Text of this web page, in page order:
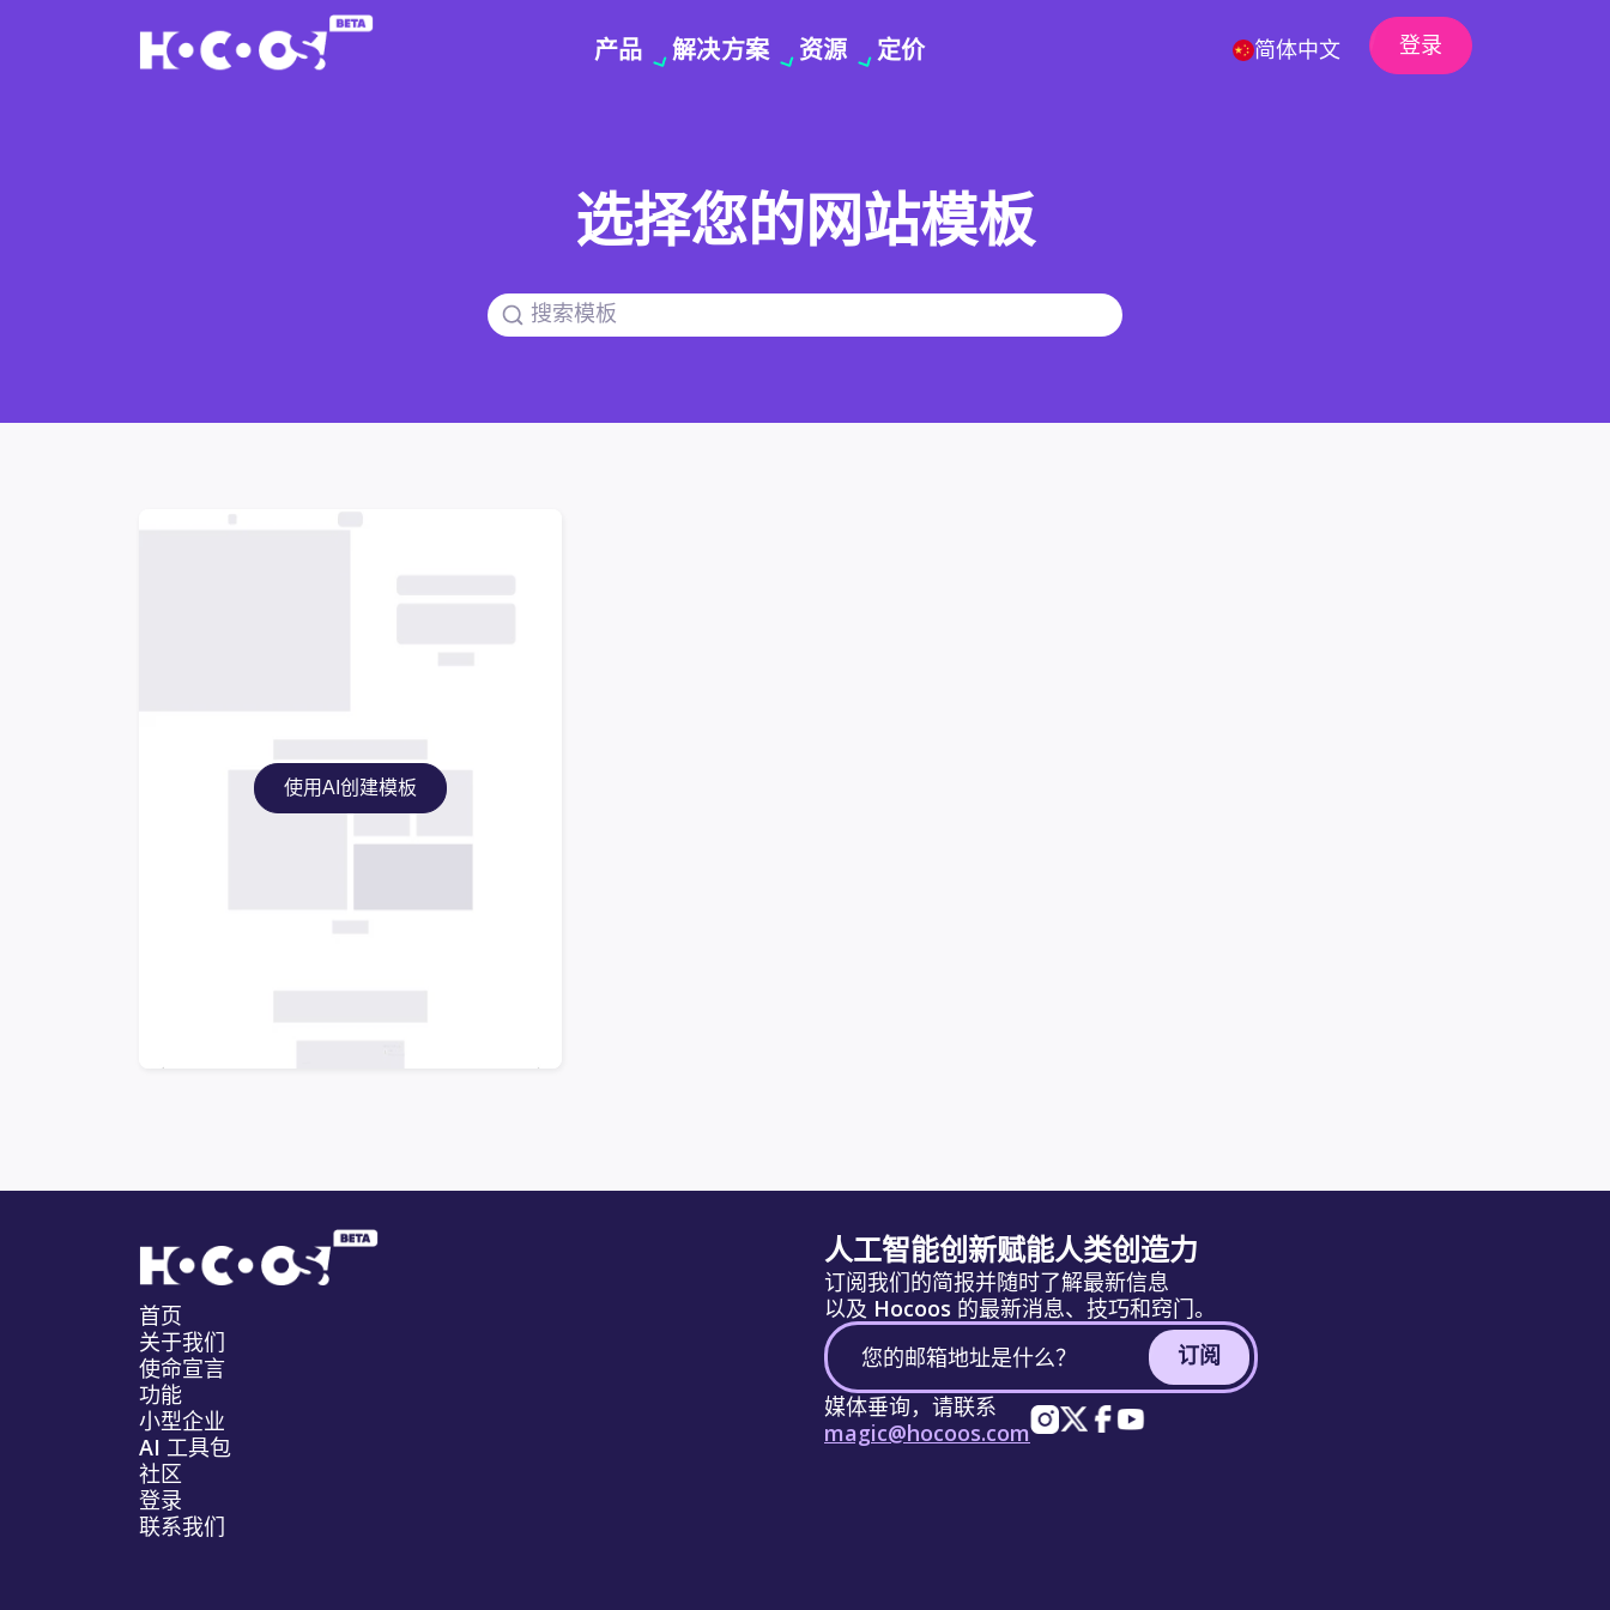
产品 解决方案 资源 定价 简体中文 登录
选择您的网站模板
使用AI创建模板
首页
关于我们
使命宣言
功能
小型企业
AI 工具包
社区
登录
联系我们
人工智能创新赋能人类创造力
订阅我们的简报并随时了解最新信息
以及 Hocoos 的最新消息、技巧和窍门。
订阅
媒体垂询，请联系
magic@hocoos.com